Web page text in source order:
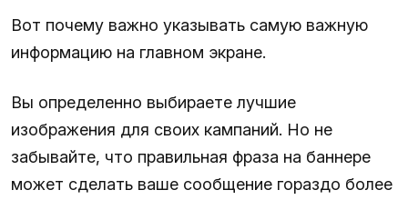
Вот почему важно указывать самую важную
информацию на главном экране.
Вы определенно выбираете лучшие
изображения для своих кампаний. Но не
забывайте, что правильная фраза на баннере
может сделать ваше сообщение гораздо более